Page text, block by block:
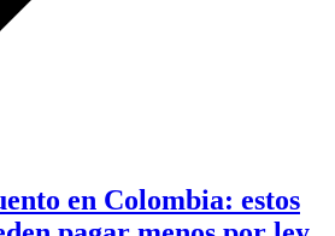
en Colombia: estos